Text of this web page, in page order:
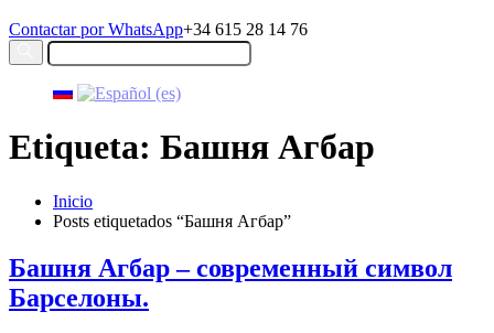
Contactar por WhatsApp+34 615 28 14 76
Etiqueta: Башня Агбар
Inicio
Posts etiquetados “Башня Агбар”
Башня Агбар – современный символ
Барселоны.